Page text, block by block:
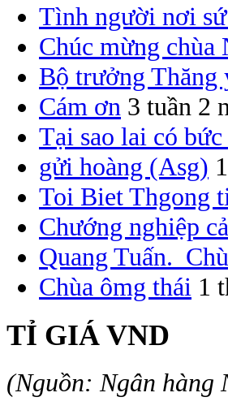
Tình người nơi
Chúc mừng chùa
Bộ trưởng Thăng
Cám ơn 3 tuần 2
Tại sao lai có bức
gửi hoàng (Asg)
Toi Biet Thgong
Chướng nghiệp
Quang Tuấn.
Chùa ômg thái 1
TỈ GIÁ VND
(Nguồn: Ngân hàng